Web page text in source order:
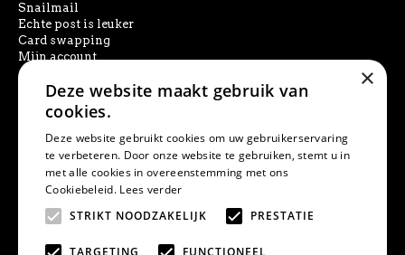
Snailmail
Echte post is leuker
Card swapping
Mijn account
SOCIAL MEDIA
PRODUCT ZOEKEN
×
Deze website maakt gebruik van
cookies.
Deze website gebruikt cookies om uw gebruikerservaring
te verbeteren. Door onze website te gebruiken, stemt u in
met alle cookies in overeenstemming met ons
Cookiebeleid. Lees verder
STRIKT NOODZAKELIJK
PRESTATIE
TARGETING FUNCTIONEEL